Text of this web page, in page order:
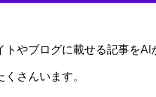
トやブログに載せる記事を
さんいます。